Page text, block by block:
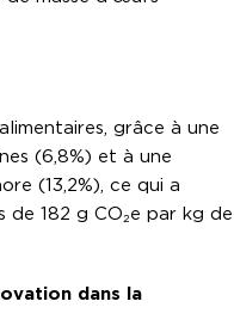
grâce à une
(6,8%) et à une
(13,2%), ce qui a
de 182 g CO₂e par kg de
dans la